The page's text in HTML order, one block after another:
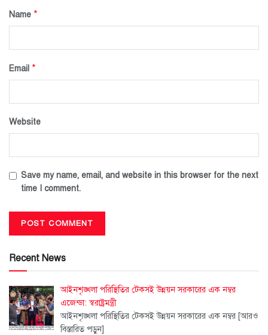
Name *
Email *
Website
Save my name, email, and website in this browser for the next
time I comment.
Recent News
আইনশৃঙ্খলা পরিস্থিতির টেকসই উন্নয়ন সরকারের এক নম্বর
এজেন্ডা: স্বরাষ্ট্রমন্ত্রী
আইনশৃঙ্খলা পরিস্থিতির টেকসই উন্নয়ন সরকারের এক নম্বর [আরও
বিস্তারিত পড়ুন]